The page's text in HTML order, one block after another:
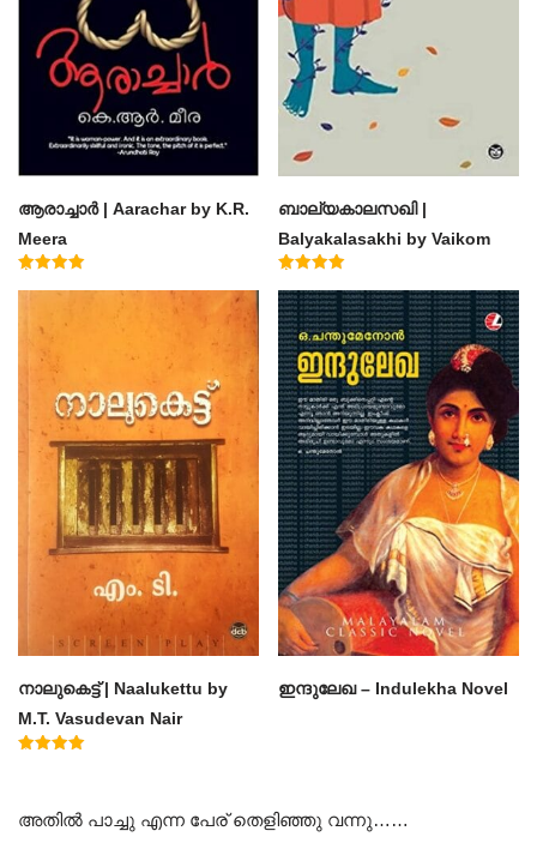
ആരാച്ചാര്‍ | Aarachar by K.R.
Meera
ബാല്യകാലസഖി |
Balyakalasakhi by Vaikom
Muhammad Basheer
4.60
out of 5
നാലുകെട്ട് | Naalukettu by
M.T. Vasudevan Nair
ഇന്ദുലേഖ – Indulekha Novel
അതിൽ പാച്ചു എന്ന പേര് തെളിഞ്ഞു വന്നു……